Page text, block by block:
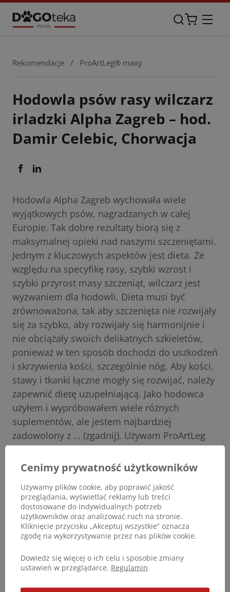
Rekomendacje / ProArtLeg® maxy
Hodowla psów rasy wilczarz
irladzki Alpha Zagreb – hod.
Damir Celebic, Chorwacja
Hodowla Alpha Zagreb wychowała wiele
wyjątkowych psów, nagradzanych w całej
Europie. Tak dobre rezultaty biorą się z
maksymalnej opieki nad naszymi szczeniętami.
Jednym z kluczowych aspektów jest dieta. Ze
względu na specyfikę rasy, szybki wzrost i
szybki przyrost masy szczeniąt, wilczarz jest
wyzwaniem dla hodowli. Dieta musi być
zrównoważona, tak aby szczenięta nie rozwijały
się za szybko, aby rozwijały się harmonijnie i
nie obciążały swoich delikatnych szkieletów,
ponieważ w ten sposób dochodzi do uszkodzeń
i skrzywienia kości, szczególnie nóg. Aby kości,
stawy i tkanki łączne mogły się rozwijać, należy
zapewnić dietę uzupełniającą. Jako hodowca
użyłem i wypróbowałem wiele różnych
suplementów, ale jestem najbardziej
zadowolony z … (zgadnij). Używam ProArtLeg
maxy do odchowu moich szczeniąt, a także do
zapewnienia sprawnego aparatu ruchu moim
starszym psom. Polecam ten produkt
Damir Celebic, Chorwacja
Opinia Dogoteka.
Cenimy prywatność użytkowników
Używamy plików cookie, aby poprawić jakość
przeglądania, wyświetlać reklamy lub treści
dostosowane do indywidualnych potrzeb
użytkowników oraz analizować ruch na stronie.
Kliknięcie przycisku „Akceptuj wszystkie” oznacza
zgodę na wykorzystywanie przez nas plików cookie.
Dowiedz się więcej o ich celu i sposobie zmiany
ustawień w przeglądarce. Regulamin